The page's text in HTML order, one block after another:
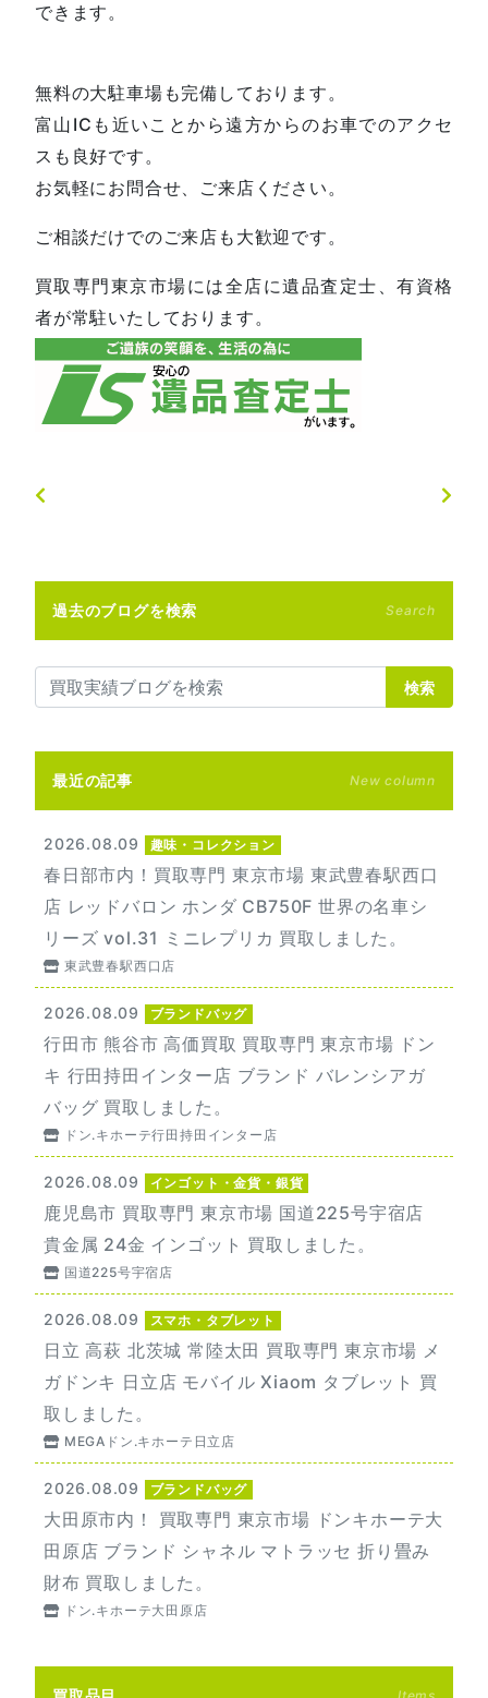
できます。
無料の大駐車場も完備しております。
富山ICも近いことから遠方からのお車でのアクセ
スも良好です。
お気軽にお問合せ、ご来店ください。
ご相談だけでのご来店も大歓迎です。
買取専門東京市場には全店に遺品査定士、有資格
者が常駐いたしております。
過去のブログを検索 Search
検索
最近の記事 New column
2026.08.09 趣味・コレクション
春日部市内！買取専門 東京市場 東武豊春駅西口
店 レッドバロン ホンダ CB750F 世界の名車シ
リーズ vol.31 ミニレプリカ 買取しました。
東武豊春駅西口店
2026.08.09 ブランドバッグ
行田市 熊谷市 高価買取 買取専門 東京市場 ドン
キ 行田持田インター店 ブランド バレンシアガ
バッグ 買取しました。
ドン.キホーテ行田持田インター店
2026.08.09 インゴット・金貨・銀貨
鹿児島市 買取専門 東京市場 国道225号宇宿店
貴金属 24金 インゴット 買取しました。
国道225号宇宿店
2026.08.09 スマホ・タブレット
日立 高萩 北茨城 常陸太田 買取専門 東京市場 メ
ガドンキ 日立店 モバイル Xiaom タブレット 買
取しました。
MEGAドン.キホーテ日立店
2026.08.09 ブランドバッグ
大田原市内！ 買取専門 東京市場 ドンキホーテ大
田原店 ブランド シャネル マトラッセ 折り畳み
財布 買取しました。
ドン.キホーテ大田原店